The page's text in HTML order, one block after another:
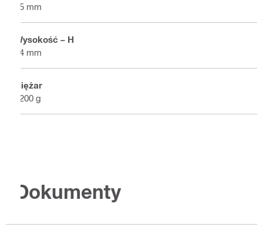
35 mm
Wysokość – H
54 mm
Ciężar
3200 g
Dokumenty